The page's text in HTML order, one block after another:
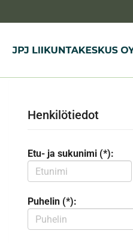
Henkilötiedot
Etu- ja sukunimi (*):
Puhelin (*):